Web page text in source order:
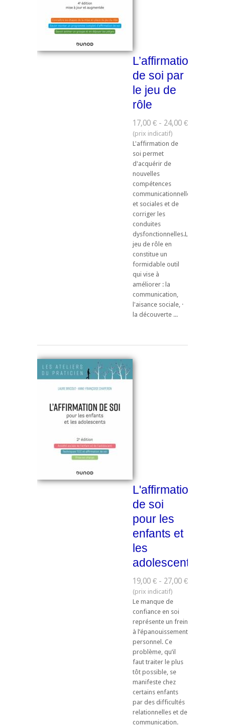
L’affirmation
de soi par
le jeu de
rôle
17,00 € - 24,00 €
L'affirmation de
soi permet
d'acquérir de
nouvelles
compétences
communicationnelles
et sociales et de
corriger les
conduites
dysfonctionnelles.Le
jeu de rôle en
constitue un
formidable outil
qui vise à
améliorer : la
communication,
l'aisance sociale, ·
la découverte ...
L'affirmation
de soi
pour les
enfants et
les
adolescents
19,00 € - 27,00 €
Le manque de
confiance en soi
représente un frein
à l’épanouissement
personnel. Ce
problème, qu’il
faut traiter le plus
tôt possible, se
manifeste chez
certains enfants
par des difficultés
relationnelles et de
communication.